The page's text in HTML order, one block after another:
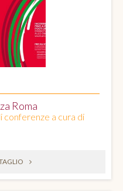
Roma
conferenze a cura di